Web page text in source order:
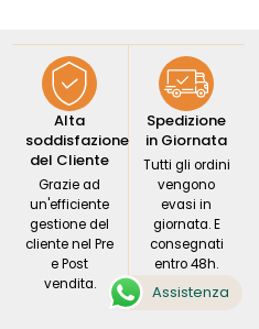
Alta
soddisfazione
del Cliente
Grazie ad
un'efficiente
gestione del
cliente nel Pre
e Post
vendita.
Spedizione
in Giornata
Tutti gli ordini
vengono
evasi in
giornata. E
consegnati
entro 48h.
Assistenza